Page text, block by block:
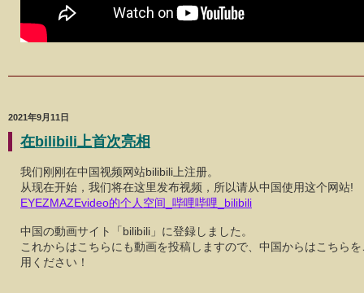
2021年9月11日
在bilibili上首次亮相
我们刚刚在中国视频网站bilibili上注册。
从现在开始，我们将在这里发布视频，所以请从中国使用这个网站!
EYEZMAZEvideo的个人空间_哔哩哔哩_bilibili
中国の動画サイト「bilibili」に登録しました。
これからはこちらにも動画を投稿しますので、中国からはこちら
用ください！